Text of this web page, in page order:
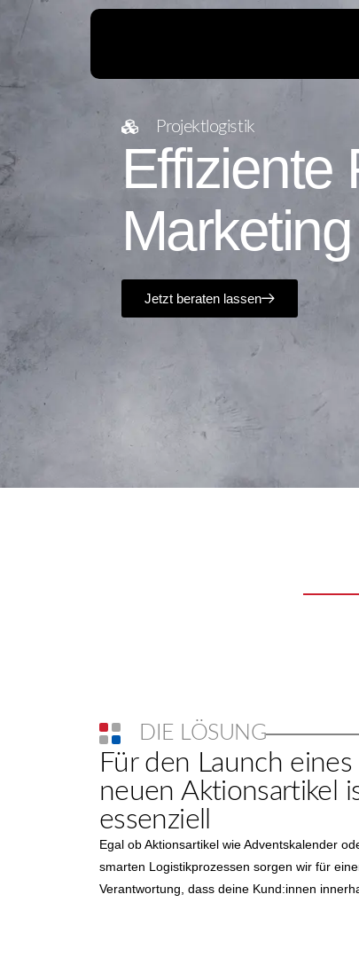
Projektlogistik
Effiziente
Marketing
Jetzt beraten lassen
DIE LÖSUNG
Für den Launch
neuen Aktionsartikel
essenziell
Egal ob Aktionsartikel wie Adventskalender
smarten Logistikprozessen sorgen wir für
Verantwortung, dass deine Kund:innen